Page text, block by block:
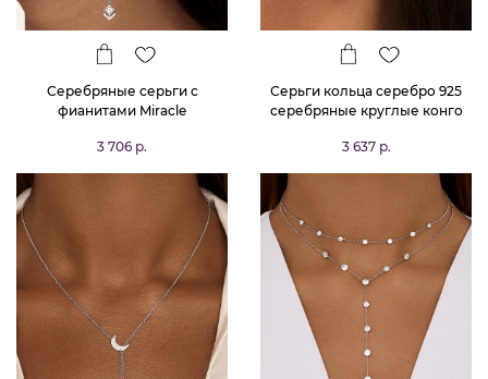
Серебряные серьги с
фианитами Miracle
3 706 р.
Серьги кольца серебро 925
серебряные круглые конго
3 637 р.